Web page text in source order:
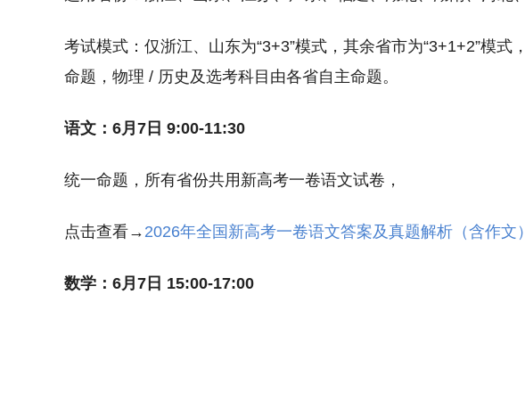
考试模式：仅浙江、山东为“3+3”模式，其余省市为“3+1+2”模式
命题，物理 / 历史及选考科目由各省自主命题。
语文：6月7日 9:00-11:30
统一命题，所有省份共用新高考一卷语文试卷，
点击查看→ 2026年全国新高考一卷语文答案及真题解析（含作文）
数学：6月7日 15:00-17:00